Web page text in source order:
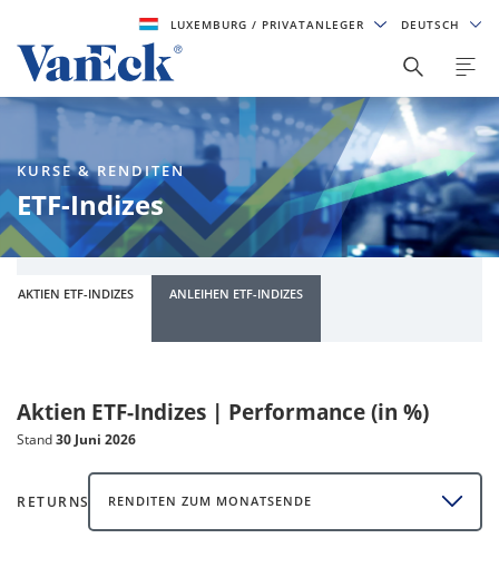
LUXEMBURG/ PRIVATANLEGER DEUTSCH
KURSE & RENDITEN
ETF-Indizes
AKTIEN ETF-INDIZES ANLEIHEN ETF-INDIZES
Aktien ETF-Indizes | Performance (in %)
Stand30 Juni 2026
RETURNS RENDITEN ZUM MONATSENDE